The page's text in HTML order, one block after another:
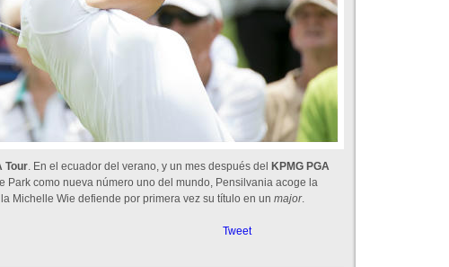
Tour. En el ecuador del verano, y un mes después del
KPMG PGA
Park como nueva número uno del mundo, Pensilvania acoge la
Michelle Wie defiende por primera vez su título en un major.
Tweet